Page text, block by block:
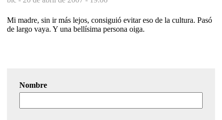
Mi madre, sin ir más lejos, consiguió evitar eso de la cultura. Pasó
de largo vaya. Y una bellísima persona oiga.
Nombre